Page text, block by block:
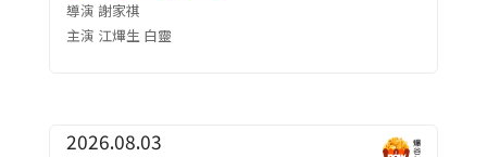
導演 謝家祺
主演 江熚生 白靈
2026.08.03